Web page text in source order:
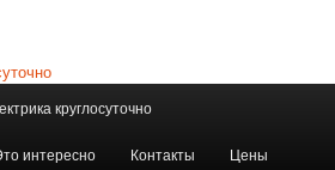
круглосуточно
интересно Контакты Цены